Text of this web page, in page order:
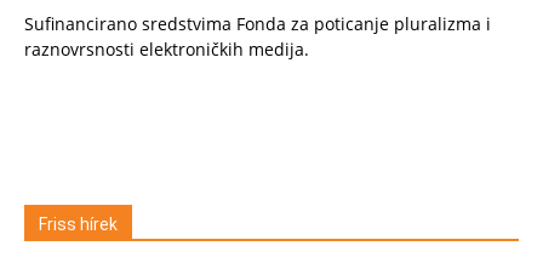
Sufinancirano sredstvima Fonda za poticanje pluralizma i
raznovrsnosti elektroničkih medija.
Friss hírek